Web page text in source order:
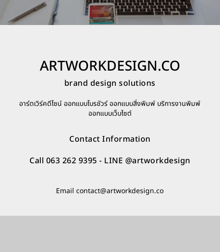
ARTWORKDESIGN.CO
brand design solutions
อาร์ตเวิร์คดีไซน์ ออกแบบโบรชัวร์ ออกแบบสิ่งพิมพ์ บริการงานพิมพ์
ออกแบบเว็บไซต์
Contact Information
Call 063 262 9395 - LINE @artworkdesign
Emailcontact@artworkdesign.co